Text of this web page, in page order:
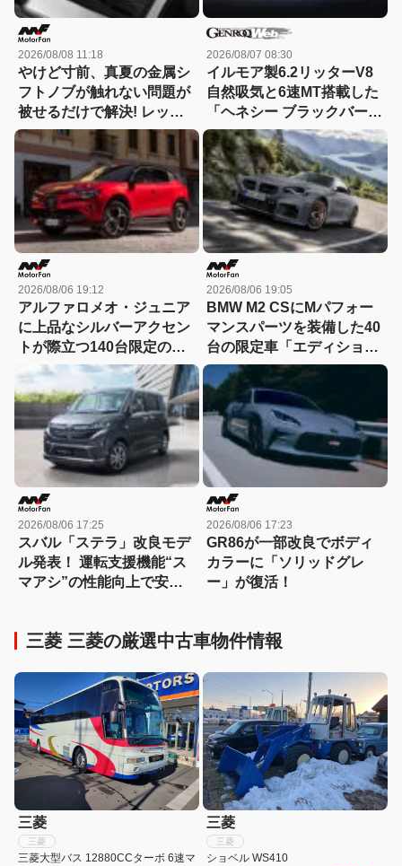
2026/08/08 11:18
やけど寸前、真夏の金属シ
フトノブが触れない問題が
被せるだけで解決! レッツ
ォのシリコンカバーが夏も
冬も快適すぎる! 【CAR
MONO図鑑】
2026/08/07 08:30
イルモア製6.2リッターV8
自然吸気と6速MT搭載した
「ヘネシー ブラックバー
ド」がデビュー【動画】
2026/08/06 19:12
アルファロメオ・ジュニア
に上品なシルバーアクセン
トが際立つ140台限定の
「スポルト スペチアーレ」
が登場！
2026/08/06 19:05
BMW M2 CSにMパフォー
マンスパーツを装備した40
台の限定車「エディショ
ン・エッジ」が登場！
2026/08/06 17:25
スバル「ステラ」改良モデ
ル発表！ 運転支援機能“ス
マアシ”の性能向上で安心
2026/08/06 17:23
GR86が一部改良でボディ
カラーに「ソリッドグレ
ー」が復活！
三菱 三菱の厳選中古車物件情報
三菱
三菱
三菱大型バス 12880CCターボ 6速マ
三菱
三菱
ショベル WS410